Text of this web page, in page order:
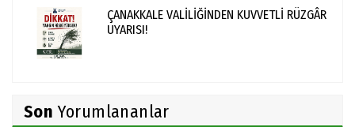
ÇANAKKALE VALİLİĞİNDEN KUVVETLİ RÜZGÂR
UYARISI!
Son Yorumlananlar